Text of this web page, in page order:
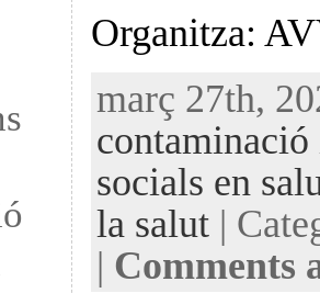
Organitza:
març 27th,
contaminació
socials en
la salut|
| Comments